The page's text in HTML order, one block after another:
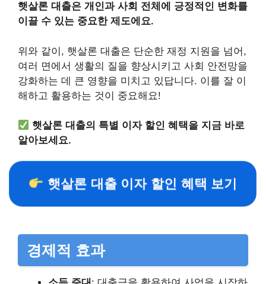
햇살론 대출은 개인과 사회 전체에 긍정적인 변화를
이끌 수 있는 중요한 제도에요.
위와 같이, 햇살론 대출은 단순한 재정 지원을 넘어,
여러 면에서 생활의 질을 향상시키고 사회 안전망을
강화하는 데 큰 영향을 미치고 있답니다. 이를 잘 이
해하고 활용하는 것이 중요해요!
햇살론 대출의 특별 이자 할인 혜택을 지금 바로
알아보세요.
햇살론 대출 이자 할인 혜택 보기
경제적 효과